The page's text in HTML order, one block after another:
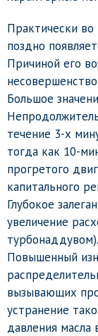
Практически
поздно
Причиной его
Большое
течение 3-х
тогда как 10-
прогретого
капитального
Глубокое
увеличение
турбонаддувом).
Повышенный
вызывающих
устранение
давления масла